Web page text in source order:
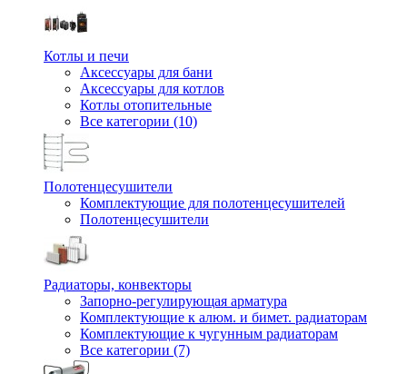
Котлы и печи
Аксессуары для бани
Аксессуары для котлов
Котлы отопительные
Все категории (10)
Полотенцесушители
Комплектующие для полотенцесушителей
Полотенцесушители
Радиаторы, конвекторы
Запорно-регулирующая арматура
Комплектующие к алюм. и бимет. радиаторам
Комплектующие к чугунным радиаторам
Все категории (7)